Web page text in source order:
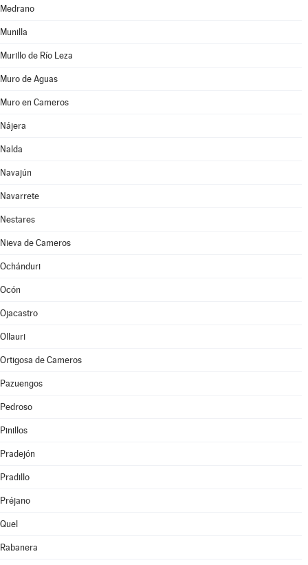
Medrano
Munilla
Murillo de Río Leza
Muro de Aguas
Muro en Cameros
Nájera
Nalda
Navajún
Navarrete
Nestares
Nieva de Cameros
Ochánduri
Ocón
Ojacastro
Ollauri
Ortigosa de Cameros
Pazuengos
Pedroso
Pinillos
Pradejón
Pradillo
Préjano
Quel
Rabanera